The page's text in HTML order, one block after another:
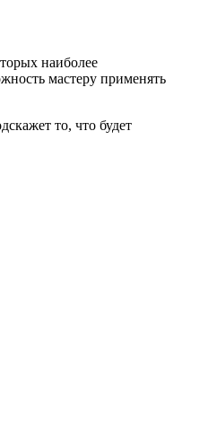
наиболее
мастеру применять
то, что будет